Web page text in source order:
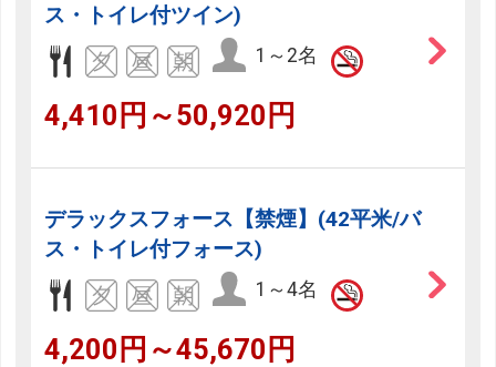
ス・トイレ付ツイン)
1～2名
4,410円～50,920円
デラックスフォース【禁煙】(42平米/バ
ス・トイレ付フォース)
1～4名
4,200円～45,670円